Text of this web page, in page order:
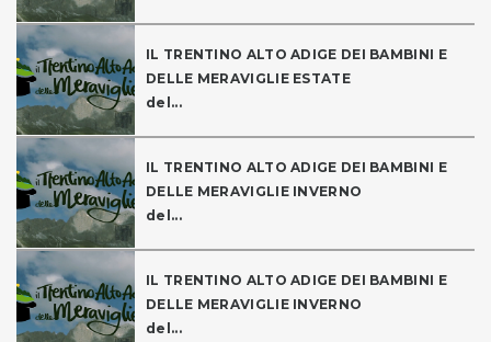
IL TRENTINO ALTO ADIGE DEI BAMBINI E
DELLE MERAVIGLIE ESTATE
del...
IL TRENTINO ALTO ADIGE DEI BAMBINI E
DELLE MERAVIGLIE INVERNO
del...
IL TRENTINO ALTO ADIGE DEI BAMBINI E
DELLE MERAVIGLIE INVERNO
del...